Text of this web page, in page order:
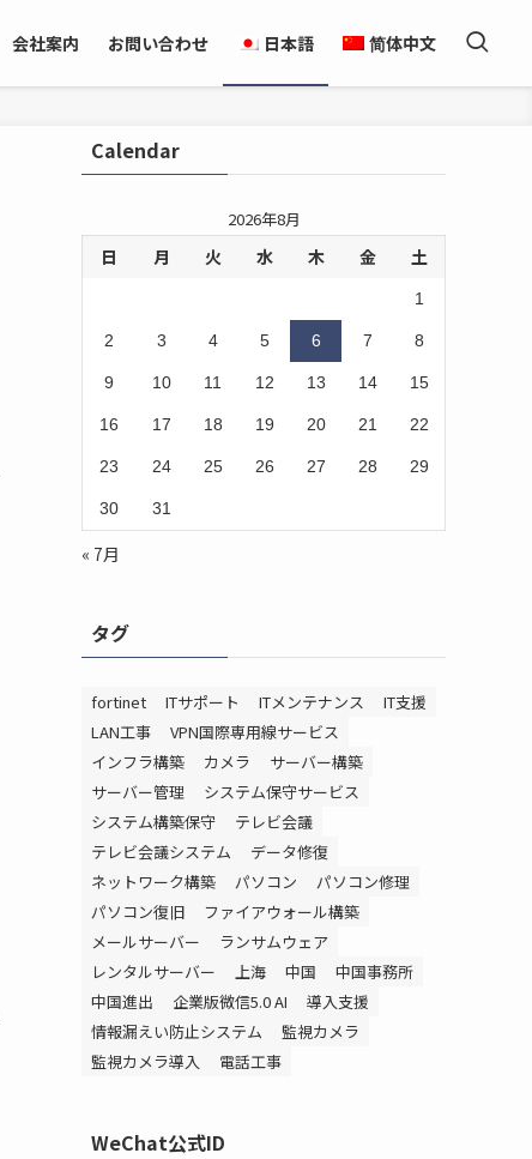
会社案内 お問い合わせ 日本語 简体中文
Calendar
2026年8月
日 月 火 水 木 金 土
1
2 3 4 5 6 7 8
9 10 11 12 13 14 15
16 17 18 19 20 21 22
23 24 25 26 27 28 29
30 31
« 7月
タグ
fortinet ITサポート ITメンテナンス
IT支援
LAN工事
VPN国際専用線サービス
インフラ構築
カメラ
サーバー構築
サーバー管理
システム保守サービス
システム構築保守
テレビ会議
テレビ会議システム
データ修復
ネットワーク構築
パソコン
パソコン修理
パソコン復旧
ファイアウォール構築
メールサーバー
ランサムウェア
レンタルサーバー
上海 中国
中国事務所
中国進出
企業版微信5.0 AI
導入支援
情報漏えい防止システム
監視カメラ
監視カメラ導入
電話工事
WeChat公式ID